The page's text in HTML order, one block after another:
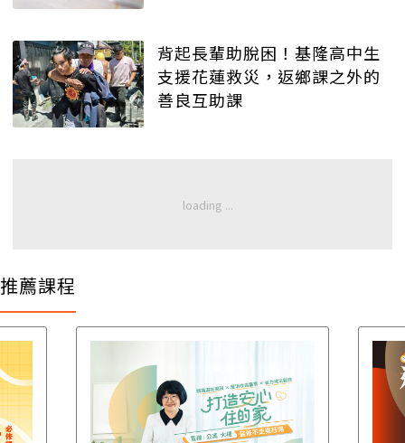
背起長輩助脫困！基隆高中生
支援花蓮救災，返鄉課之外的
善良互助課
推薦課程